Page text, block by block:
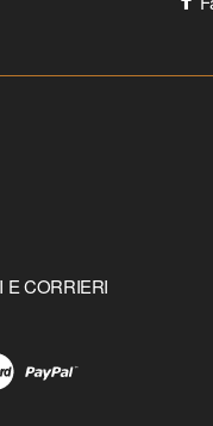
E CORRIERI